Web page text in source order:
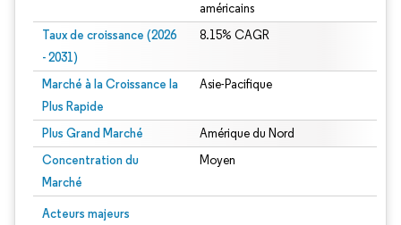
américains
Taux de croissance (2026
- 2031)
8.15% CAGR
Marché à la Croissance la
Plus Rapide
Asie-Pacifique
Plus Grand Marché Amérique du Nord
Concentration du
Marché
Moyen
Acteurs majeurs
Image © Mordor Intelligence. La réutilisation nécessite une attribution sous CC